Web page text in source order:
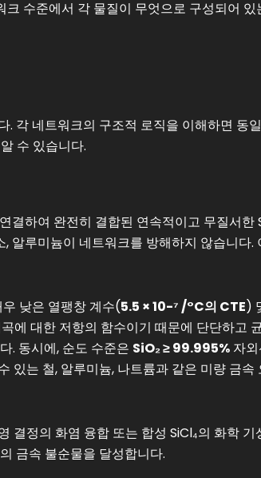
수준에서 각 물질이 무엇으로 구성되어 있
. 각 네트워크의 구조적 로직을 이해하면 동
수 있습니다.
결하여 완전히 결합된 연속적이고 무질서한
알루미늄이 네트워크를 방해하지 않습니다.
낮은 열팽창 계수(5.5 × 10-⁷ /°C의 CTE)
에 대한 저항의 함수이기 때문에 단단하고
. 동시에, 순도 수준은 SiO₂ ≥ 99.995% 자외
있는 철, 알루미늄, 나트륨과 같은 미량 금속
결정의 화염 융합 또는 합성 SiCl₄의 화학 기
금속 불순물을 달성합니다.